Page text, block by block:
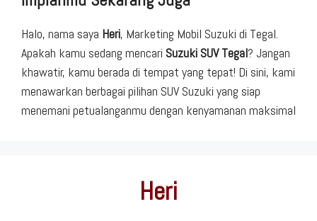
Halo, nama saya Heri, Marketing Mobil Suzuki di Tegal.
Apakah kamu sedang mencari Suzuki SUV Tegal? Jangan
khawatir, kamu berada di tempat yang tepat! Di sini, kami
menawarkan berbagai pilihan SUV Suzuki yang siap
menemani petualanganmu dengan kenyamanan maksimal
Heri